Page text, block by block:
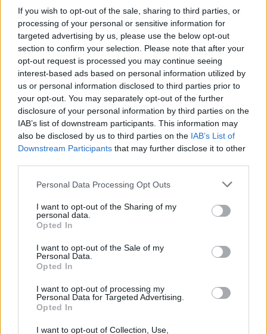
If you wish to opt-out of the sale, sharing to third parties, or
processing of your personal or sensitive information for
targeted advertising by us, please use the below opt-out
section to confirm your selection. Please note that after your
opt-out request is processed you may continue seeing
interest-based ads based on personal information utilized by
us or personal information disclosed to third parties prior to
your opt-out. You may separately opt-out of the further
disclosure of your personal information by third parties on the
IAB’s list of downstream participants. This information may
also be disclosed by us to third parties on the IAB’s List of
Downstream Participants that may further disclose it to other
Personal Data Processing Opt Outs
I want to opt-out of the Sharing of my
personal data.
Opted In
I want to opt-out of the Sale of my
Personal Data.
Opted In
I want to opt-out of processing my
Personal Data for Targeted Advertising.
Opted In
I want to opt-out of Collection, Use,
Budapešte – masinis protestas prieš V. Orbaną: skriejo
aršios žinutės ir raginimai premjerą sodinti į kalėjimą
Žinios | Pasaulis
00:00:39
Vengrijai verta sunerimti: ES taryba svarstys iš šalies
atimti balso teisę
Žinios Pasaulis
00:01:12
Vengrijoje tūkstančiai demonstrantų užblokavo tiltą: V.
Žinios | Pasaulis
00:01:04
Tarptautinis arešto orderis nesustabdė B. Netanyahu:
atvyko į Vengriją susitikti su V. Orbanu
Žinios | Pasaulis